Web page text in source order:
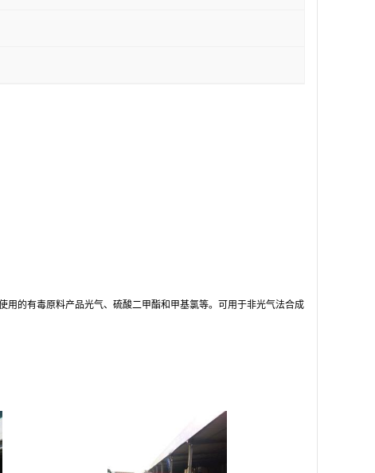
的有毒原料产品光气、硫酸二甲酯和甲基氯等。可用于非光气法合成